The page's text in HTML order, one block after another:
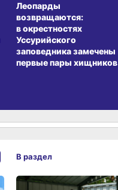
Леопарды
возвращаются:
в окрестностях
Уссурийского
заповедника замечены
первые пары хищников
В раздел